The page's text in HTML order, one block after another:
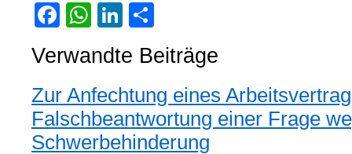
Facebook
WhatsApp
LinkedIn
Verwandte Beiträge
Zur Anfechtung eines
Falschbeantwortung einer Frage
Schwerbehinderung